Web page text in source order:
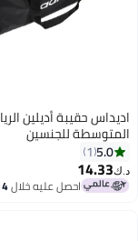
اديداس حقيبة أديلين
المتوسطة للجنسين
5.0
1
د.ك‏14.33
احصل عليه خلال